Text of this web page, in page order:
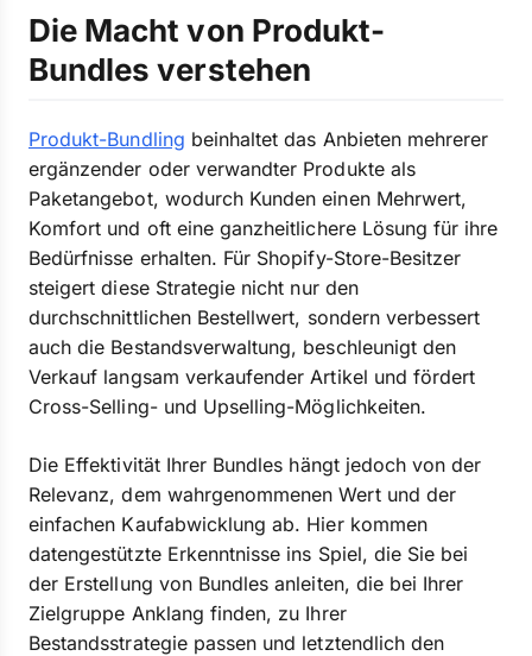
Die Macht von Produkt-
Bundles verstehen
Produkt-Bundling beinhaltet das Anbieten mehrerer
ergänzender oder verwandter Produkte als
Paketangebot, wodurch Kunden einen Mehrwert,
Komfort und oft eine ganzheitlichere Lösung für ihre
Bedürfnisse erhalten. Für Shopify-Store-Besitzer
steigert diese Strategie nicht nur den
durchschnittlichen Bestellwert, sondern verbessert
auch die Bestandsverwaltung, beschleunigt den
Verkauf langsam verkaufender Artikel und fördert
Cross-Selling- und Upselling-Möglichkeiten.
Die Effektivität Ihrer Bundles hängt jedoch von der
Relevanz, dem wahrgenommenen Wert und der
einfachen Kaufabwicklung ab. Hier kommen
datengestützte Erkenntnisse ins Spiel, die Sie bei
der Erstellung von Bundles anleiten, die bei Ihrer
Zielgruppe Anklang finden, zu Ihrer
Bestandsstrategie passen und letztendlich den